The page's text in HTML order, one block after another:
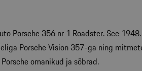
Porsche 356 nr 1 Roadster. See
Porsche Vision 357-ga ning
omanikud ja sõbrad.